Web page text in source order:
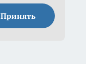
Принять